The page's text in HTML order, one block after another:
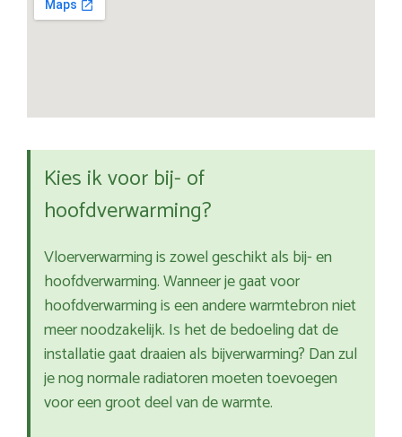
Kies ik voor bij- of
hoofdverwarming?
Vloerverwarming is zowel geschikt als bij- en
hoofdverwarming. Wanneer je gaat voor
hoofdverwarming is een andere warmtebron niet
meer noodzakelijk. Is het de bedoeling dat de
installatie gaat draaien als bijverwarming? Dan zul
je nog normale radiatoren moeten toevoegen
voor een groot deel van de warmte.